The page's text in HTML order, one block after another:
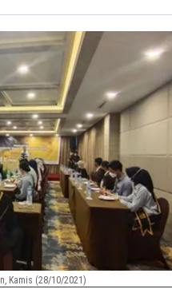
Kamis (28/10/2021)